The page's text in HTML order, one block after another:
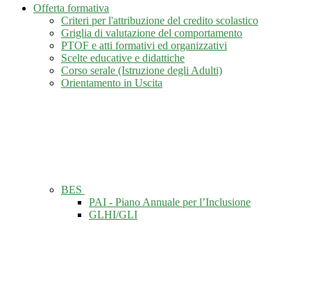
Offerta formativa
Criteri per l'attribuzione del credito scolastico
Griglia di valutazione del comportamento
PTOF e atti formativi ed organizzativi
Scelte educative e didattiche
Corso serale (Istruzione degli Adulti)
Orientamento in Uscita
BES
PAI - Piano Annuale per l’Inclusione
GLHI/GLI